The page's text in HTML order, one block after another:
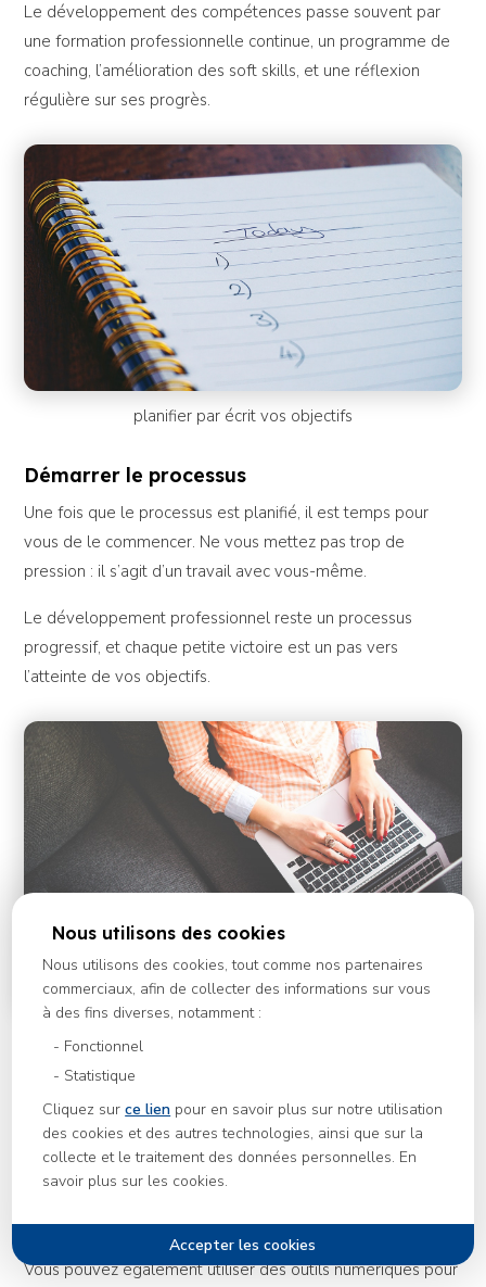
Le développement des compétences passe souvent par
une formation professionnelle continue, un programme de
coaching, l’amélioration des soft skills, et une réflexion
régulière sur ses progrès.
planifier par écrit vos objectifs
Démarrer le processus
Une fois que le processus est planifié, il est temps pour
vous de le commencer. Ne vous mettez pas trop de
pression : il s’agit d’un travail avec vous-même.
Le développement professionnel reste un processus
progressif, et chaque petite victoire est un pas vers
l’atteinte de vos objectifs.
commencer dès que c'est écrit
Pour garder un œil sur votre avancement, le plus facile
reste de tenir un petit journal avec votre avancée. Chaque
jour, notez ce que vous avez accompli et ce que vous
n’avez pas accompli.
Vous pouvez également utiliser des outils numériques pour
Nous utilisons des cookies
Nous utilisons des cookies, tout comme nos partenaires
commerciaux, afin de collecter des informations sur vous
à des fins diverses, notamment :
Fonctionnel
Statistique
Cliquez surce lien pour en savoir plus sur notre utilisation
des cookies et des autres technologies, ainsi que sur la
collecte et le traitement des données personnelles. En
savoir plus sur les cookies.